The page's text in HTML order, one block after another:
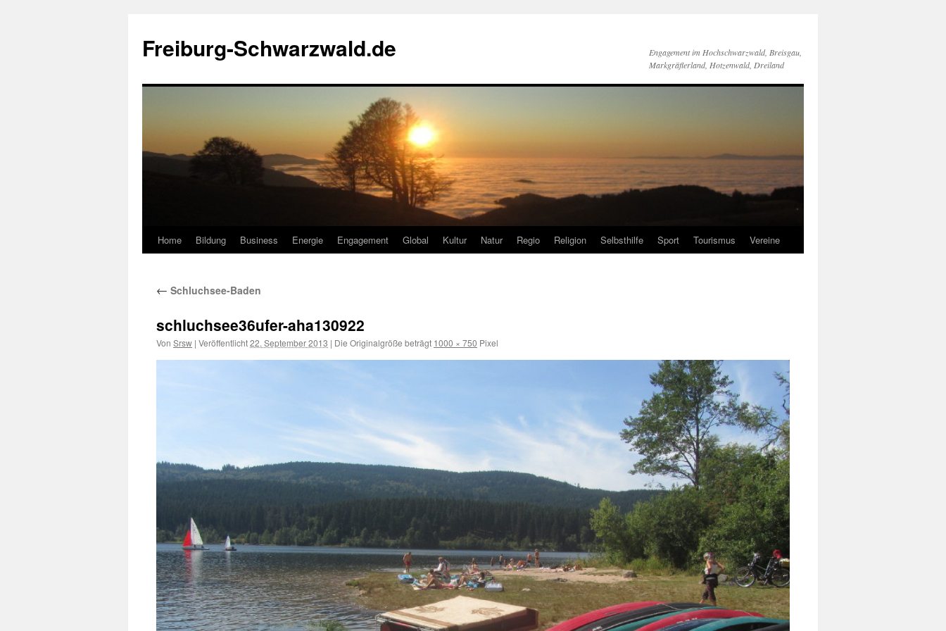
springen
Freiburg-Schwarzwald.de
Engagement im Hochschwarzwald, Breisgau,
Markgräflerland, Hotzenwald, Dreiland
Home Bildung Business Energie Engagement Global Kultur Natur Regio Religion Selbsthilfe Sport Tourismus Vereine
← Schluchsee-Baden
schluchsee36ufer-aha130922
Von Srsw | Veröffentlicht22. September 2013 | Die Originalgröße beträgt 1000 × 750 Pixel